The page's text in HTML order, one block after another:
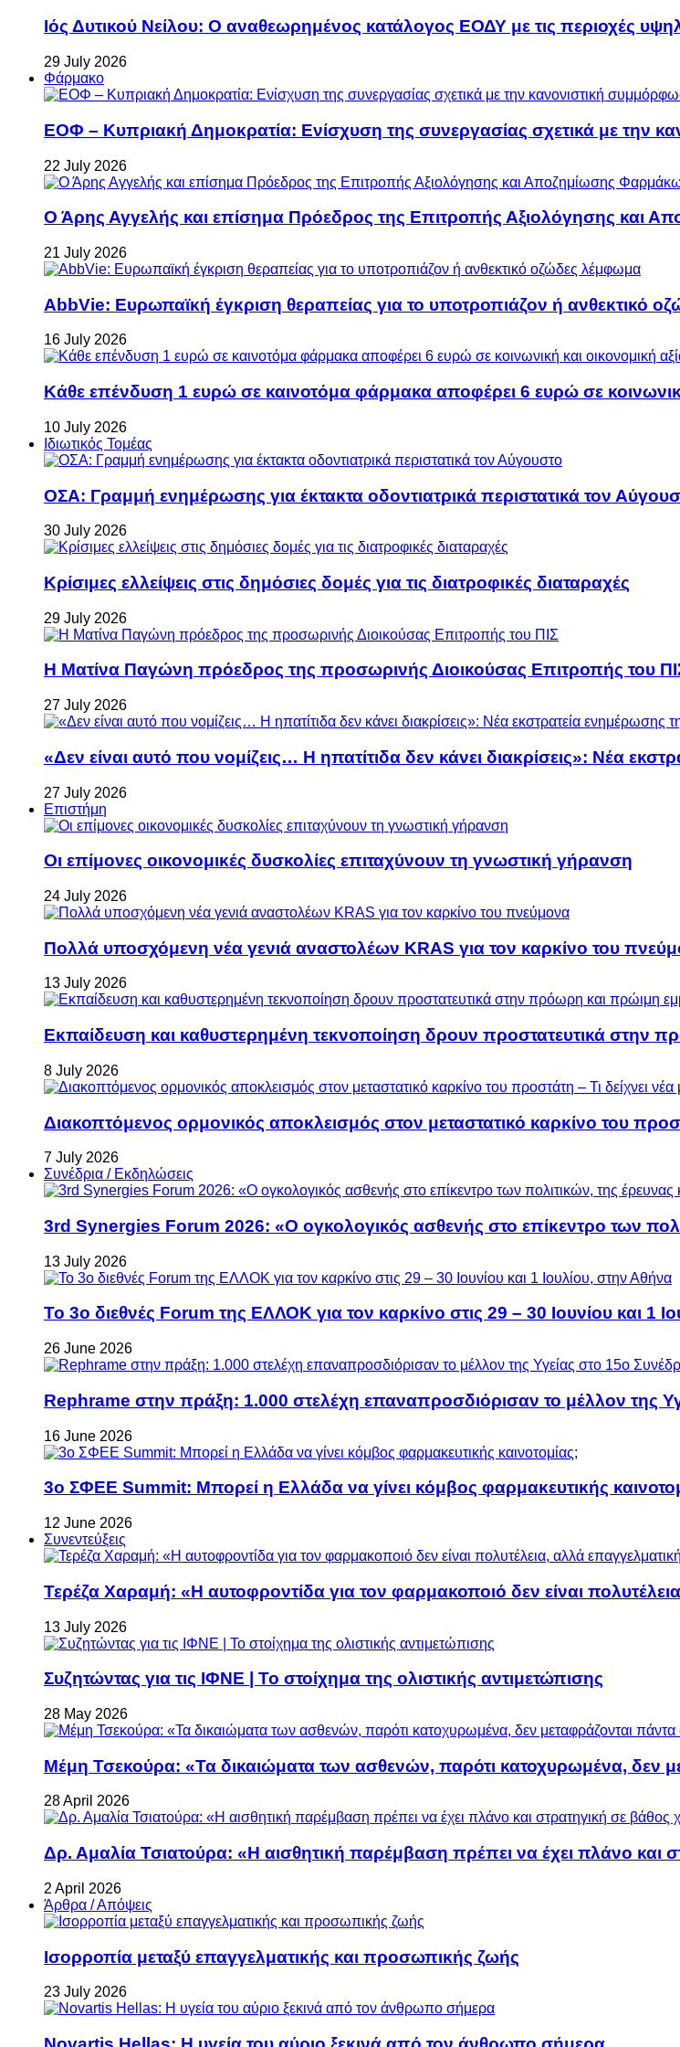
Ιός Δυτικού Νείλου: Ο αναθεωρημένος κατάλογος ΕΟΔΥ με τις περιοχές
29 July 2026
Φάρμακο
ΕΟΦ – Κυπριακή Δημοκρατία: Ενίσχυση της συνεργασίας σχετικά με την
22 July 2026
Ο Άρης Αγγελής και επίσημα Πρόεδρος της Επιτροπής Αξιολόγησης και
21 July 2026
AbbVie: Ευρωπαϊκή έγκριση θεραπείας για το υποτροπιάζον ή ανθεκτικό
16 July 2026
Κάθε επένδυση 1 ευρώ σε καινοτόμα φάρμακα αποφέρει 6 ευρώ σε
10 July 2026
Ιδιωτικός Τομέας
ΟΣΑ: Γραμμή ενημέρωσης για έκτακτα οδοντιατρικά περιστατικά τον
30 July 2026
Κρίσιμες ελλείψεις στις δημόσιες δομές για τις διατροφικές διαταραχές
29 July 2026
Η Ματίνα Παγώνη πρόεδρος της προσωρινής Διοικούσας Επιτροπής του
27 July 2026
«Δεν είναι αυτό που νομίζεις… Η ηπατίτιδα δεν κάνει διακρίσεις»: Νέα
27 July 2026
Επιστήμη
Οι επίμονες οικονομικές δυσκολίες επιταχύνουν τη γνωστική γήρανση
24 July 2026
Πολλά υποσχόμενη νέα γενιά αναστολέων KRAS για τον καρκίνο του
13 July 2026
Εκπαίδευση και καθυστερημένη τεκνοποίηση δρουν προστατευτικά στην
8 July 2026
Διακοπτόμενος ορμονικός αποκλεισμός στον μεταστατικό καρκίνο του
7 July 2026
Συνέδρια / Εκδηλώσεις
3rd Synergies Forum 2026: «Ο ογκολογικός ασθενής στο επίκεντρο των
13 July 2026
Το 3ο διεθνές Forum της ΕΛΛΟΚ για τον καρκίνο στις 29 – 30 Ιουνίου και 1
26 June 2026
Rephrame στην πράξη: 1.000 στελέχη επαναπροσδιόρισαν το μέλλον της
16 June 2026
3ο ΣΦΕΕ Summit: Μπορεί η Ελλάδα να γίνει κόμβος φαρμακευτικής
12 June 2026
Συνεντεύξεις
Τερέζα Χαραμή: «Η αυτοφροντίδα για τον φαρμακοποιό δεν είναι
13 July 2026
Συζητώντας για τις ΙΦΝΕ | Το στοίχημα της ολιστικής αντιμετώπισης
28 May 2026
Μέμη Τσεκούρα: «Τα δικαιώματα των ασθενών, παρότι κατοχυρωμένα, δεν
28 April 2026
Δρ. Αμαλία Τσιατούρα: «Η αισθητική παρέμβαση πρέπει να έχει πλάνο και
2 April 2026
Άρθρα / Απόψεις
Ισορροπία μεταξύ επαγγελματικής και προσωπικής ζωής
23 July 2026